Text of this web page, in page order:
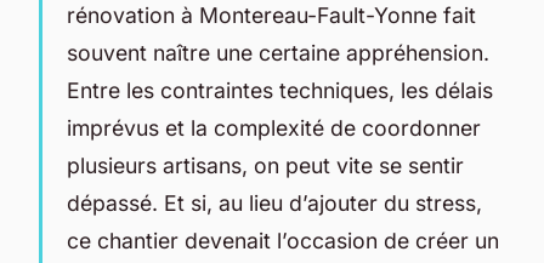
rénovation à Montereau-Fault-Yonne fait
souvent naître une certaine appréhension.
Entre les contraintes techniques, les délais
imprévus et la complexité de coordonner
plusieurs artisans, on peut vite se sentir
dépassé. Et si, au lieu d’ajouter du stress,
ce chantier devenait l’occasion de créer un